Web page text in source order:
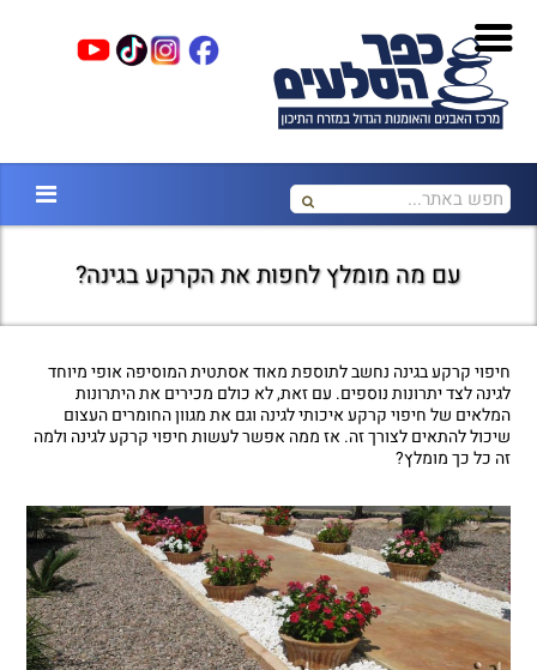
עם מה מומלץ לחפות את הקרקע בגינה?
חיפוי קרקע בגינה נחשב לתוספת מאוד אסתטית המוסיפה אופי מיוחד
לגינה לצד יתרונות נוספים. עם זאת, לא כולם מכירים את היתרונות
המלאים של חיפוי קרקע איכותי לגינה וגם את מגוון החומרים העצום
שיכול להתאים לצורך זה. אז ממה אפשר לעשות חיפוי קרקע לגינה ולמה
זה כל כך מומלץ?